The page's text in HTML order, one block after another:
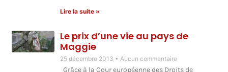
Lire la suite »
Le prix d’une vie au pays de
Maggie
25 décembre 2013 Aucun commentaire
Grâce à la Cour européenne des Droits de